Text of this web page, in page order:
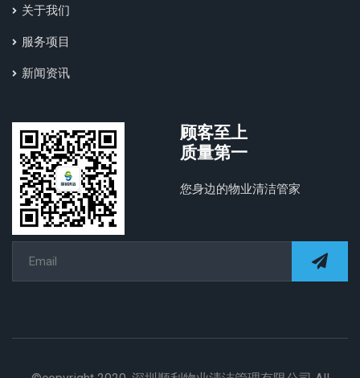
关于我们
服务项目
新闻资讯
顾客至上
质量第一
您身边的物业清洁管家